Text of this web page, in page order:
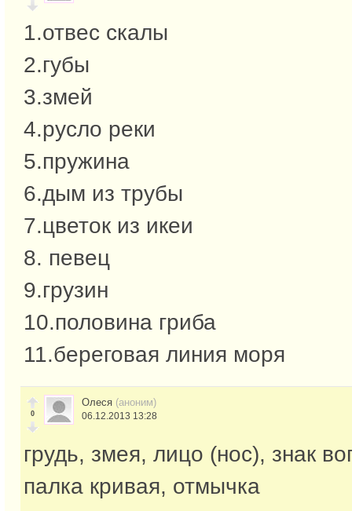
1.отвес скалы
2.губы
3.змей
4.русло реки
5.пружина
6.дым из трубы
7.цветок из икеи
8. певец
9.грузин
10.половина гриба
11.береговая линия моря
0
Олеся (аноним)
06.12.2013 13:28
грудь, змея, лицо (нос), знак
палка кривая, отмычка